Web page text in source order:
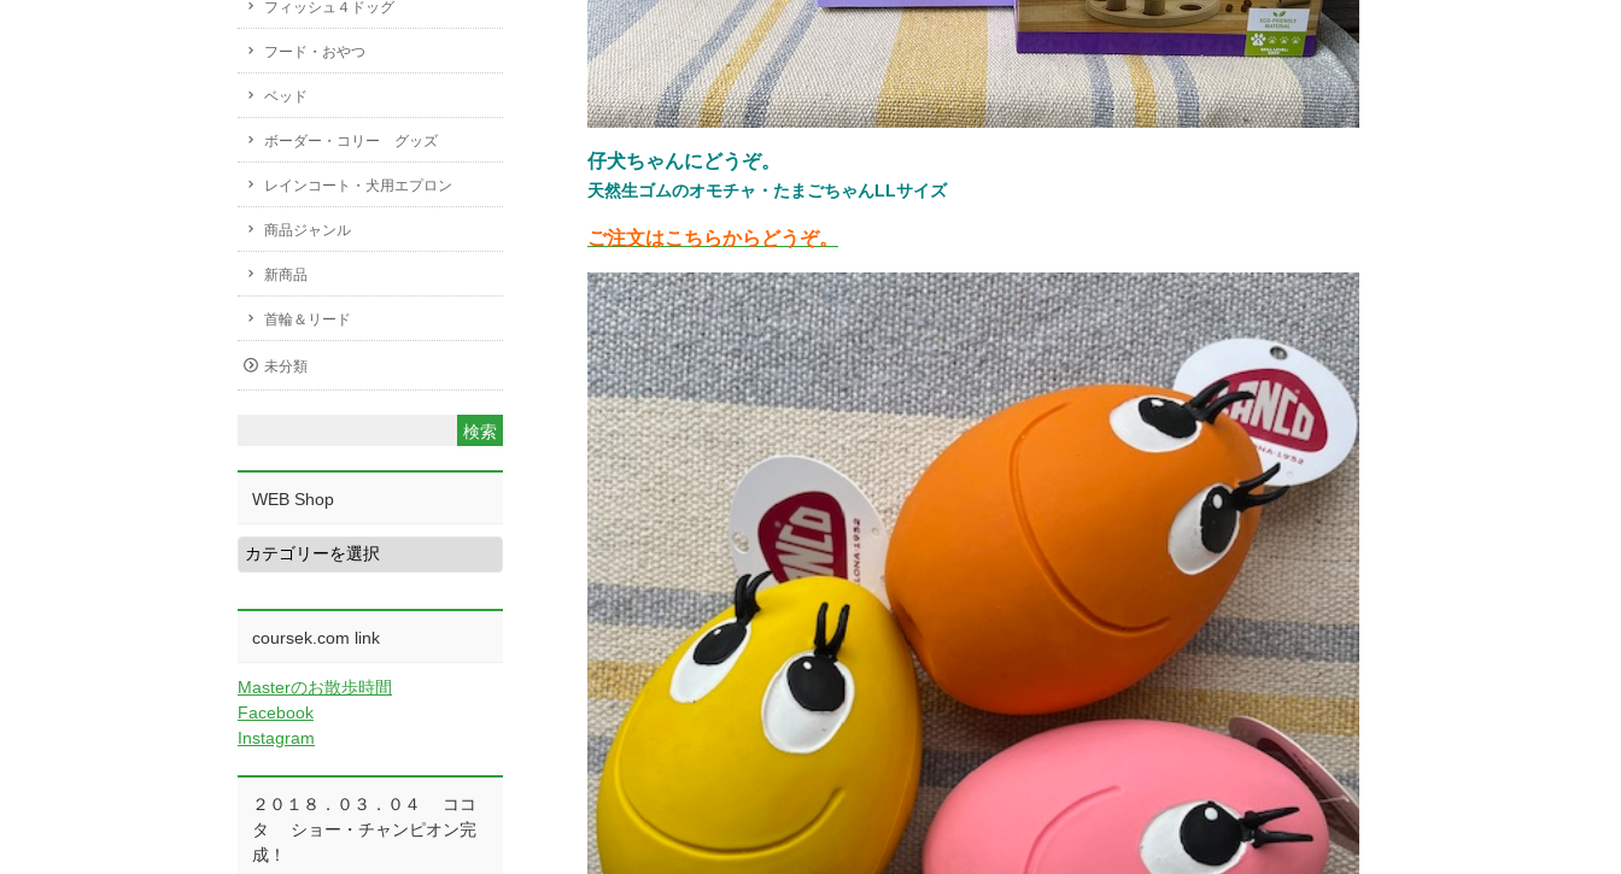
仔犬ちゃんにどうぞ。
天然生ゴムのオモチャ・たまごちゃんLLサイズ
ご注文はこちらからどうぞ。
フィッシュ４ドッグ
フード・おやつ
ベッド
ボーダー・コリー グッズ
レインコート・犬用エプロン
商品ジャンル
新商品
首輪＆リード
未分類
WEB Shop
WEB
Shop
coursek.com link
Masterのお散歩時間
Facebook
Instagram
２０１８．０３．０４ ココ
タ ショー・チャンピオン完
成！